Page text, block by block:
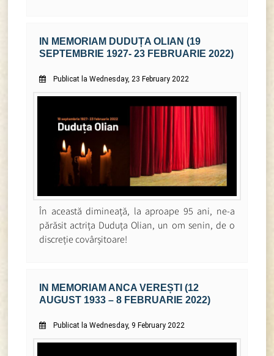
IN MEMORIAM DUDUȚA OLIAN (19
SEPTEMBRIE 1927- 23 FEBRUARIE 2022)
Publicat la Wednesday, 23 February 2022
În această dimineață, la aproape 95 ani, ne-a
părăsit actrița Duduța Olian, un om senin, de o
discreție covârșitoare!
IN MEMORIAM ANCA VEREȘTI (12
AUGUST 1933 – 8 FEBRUARIE 2022)
Publicat la Wednesday, 9 February 2022